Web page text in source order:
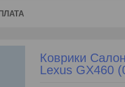
Коврики
Lexus GX460